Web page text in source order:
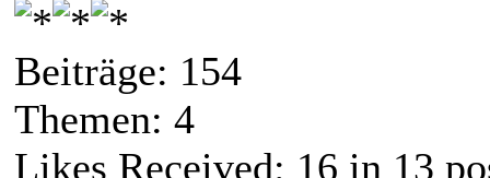
Beiträge: 154
Themen: 4
Likes Received: 16 in 13